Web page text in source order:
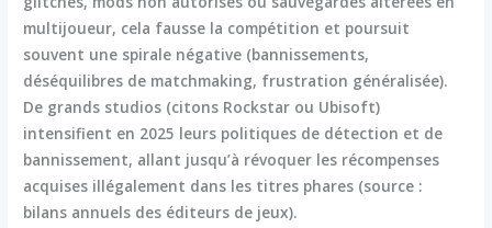
multijoueur, cela fausse la compétition et poursuit
souvent une spirale négative (bannissements,
déséquilibres de matchmaking, frustration généralisée).
De grands studios (citons Rockstar ou Ubisoft)
intensifient en 2025 leurs politiques de détection et de
bannissement, allant jusqu’à révoquer les récompenses
acquises illégalement dans les titres phares (source :
bilans annuels des éditeurs de jeux).